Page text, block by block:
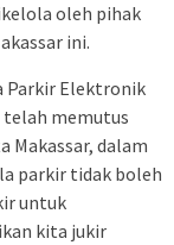
oleh pihak
ini.
Parkir Elektronik
telah memutus
Makassar, dalam
parkir tidak boleh
untuk
kita jukir